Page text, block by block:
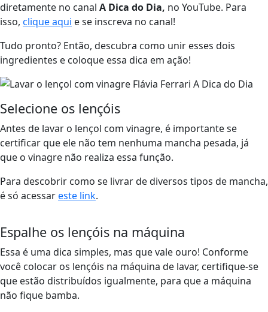
diretamente no canal A Dica do Dia, no YouTube. Para
isso, clique aqui e se inscreva no canal!
Tudo pronto? Então, descubra como unir esses dois
ingredientes e coloque essa dica em ação!
Selecione os lençóis
Antes de lavar o lençol com vinagre, é importante se
certificar que ele não tem nenhuma mancha pesada, já
que o vinagre não realiza essa função.
Para descobrir como se livrar de diversos tipos de mancha,
é só acessareste link.
Espalhe os lençóis na máquina
Essa é uma dica simples, mas que vale ouro! Conforme
você colocar os lençóis na máquina de lavar, certifique-se
que estão distribuídos igualmente, para que a máquina
não fique bamba.